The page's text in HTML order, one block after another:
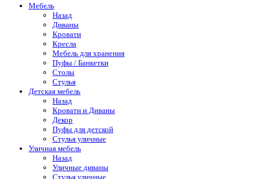
Мебель
Назад
Диваны
Кровати
Кресла
Мебель для хранения
Пуфы / Банкетки
Столы
Стулья
Детская мебель
Назад
Кровати и Диваны
Декор
Пуфы для детской
Стулья уличные
Уличная мебель
Назад
Уличные диваны
Стулья уличные